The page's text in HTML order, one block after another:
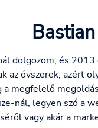
Bastian
dolgozom, és 2013
az óvszerek, azért
megfelelő
nál, legyen szó a
vagy akár a